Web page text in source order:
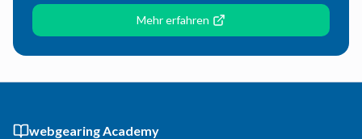
Mehr erfahren
webgearing Academy